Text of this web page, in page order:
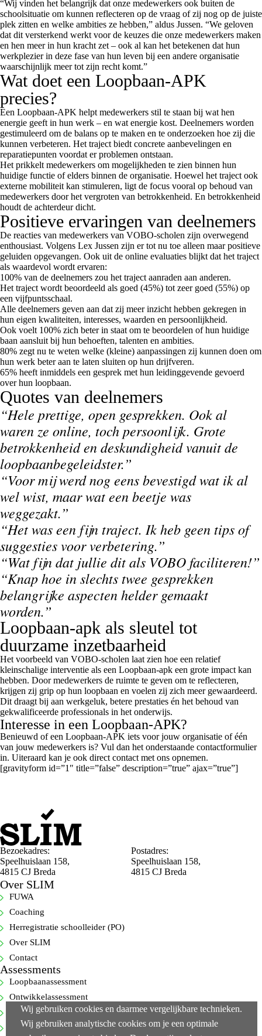
“Wij vinden het belangrijk dat onze medewerkers ook buiten de
schoolsituatie om kunnen reflecteren op de vraag of zij nog op de juiste
plek zitten en welke ambities ze hebben,” aldus Jussen. “We geloven
dat dit versterkend werkt voor de keuzes die onze medewerkers maken
en hen meer in hun kracht zet – ook al kan het betekenen dat hun
werkplezier in deze fase van hun leven bij een andere organisatie
waarschijnlijk meer tot zijn recht komt.”
Wat doet een Loopbaan-APK
precies?
Een Loopbaan-APK helpt medewerkers stil te staan bij wat hen
energie geeft in hun werk – en wat energie kost. Deelnemers worden
gestimuleerd om de balans op te maken en te onderzoeken hoe zij die
kunnen verbeteren. Het traject biedt concrete aanbevelingen en
reparatiepunten voordat er problemen ontstaan.
Het prikkelt medewerkers om mogelijkheden te zien binnen hun
huidige functie of elders binnen de organisatie. Hoewel het traject ook
externe mobiliteit kan stimuleren, ligt de focus vooral op behoud van
medewerkers door het vergroten van betrokkenheid. En betrokkenheid
houdt de achterdeur dicht.
Positieve ervaringen van deelnemers
De reacties van medewerkers van VOBO-scholen zijn overwegend
enthousiast. Volgens Lex Jussen zijn er tot nu toe alleen maar positieve
geluiden opgevangen. Ook uit de online evaluaties blijkt dat het traject
als waardevol wordt ervaren:
100% van de deelnemers zou het traject aanraden aan anderen.
Het traject wordt beoordeeld als goed (45%) tot zeer goed (55%) op
een vijfpuntsschaal.
Alle deelnemers geven aan dat zij meer inzicht hebben gekregen in
hun eigen kwaliteiten, interesses, waarden en persoonlijkheid.
Ook voelt 100% zich beter in staat om te beoordelen of hun huidige
baan aansluit bij hun behoeften, talenten en ambities.
80% zegt nu te weten welke (kleine) aanpassingen zij kunnen doen om
hun werk beter aan te laten sluiten op hun drijfveren.
65% heeft inmiddels een gesprek met hun leidinggevende gevoerd
over hun loopbaan.
Quotes van deelnemers
“Hele prettige, open gesprekken. Ook al
waren ze online, toch persoonlijk. Grote
betrokkenheid en deskundigheid vanuit de
loopbaanbegeleidster.”
“Voor mij werd nog eens bevestigd wat ik al
wel wist, maar wat een beetje was
weggezakt.”
“Het was een fijn traject. Ik heb geen tips of
suggesties voor verbetering.”
“Wat fijn dat jullie dit als VOBO faciliteren!”
“Knap hoe in slechts twee gesprekken
belangrijke aspecten helder gemaakt
worden.”
Loopbaan-apk als sleutel tot
duurzame inzetbaarheid
Het voorbeeld van VOBO-scholen laat zien hoe een relatief
kleinschalige interventie als een Loopbaan-apk een grote impact kan
hebben. Door medewerkers de ruimte te geven om te reflecteren,
krijgen zij grip op hun loopbaan en voelen zij zich meer gewaardeerd.
Dit draagt bij aan werkgeluk, betere prestaties én het behoud van
gekwalificeerde professionals in het onderwijs.
Interesse in een Loopbaan-APK?
Benieuwd of een Loopbaan-APK iets voor jouw organisatie of één
van jouw medewerkers is? Vul dan het onderstaande contactformulier
in. Uiteraard kan je ook direct contact met ons opnemen.
[gravityform id=”1″ title=”false” description=”true” ajax=”true”]
Bezoekadres:
Speelhuislaan 158,
4815 CJ Breda
Postadres:
Speelhuislaan 158,
4815 CJ Breda
Over SLIM
FUWA
Coaching
Herregistratie schoolleider (PO)
Over SLIM
Contact
Assessments
Loopbaanassessment
Ontwikkelassessment
Selectie-assessment
360-gradenfeedback
Wij gebruiken cookies en daarmee vergelijkbare technieken.
Wij gebruiken analytische cookies om je een optimale